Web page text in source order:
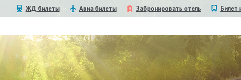
ЖД билеты Авиа билеты Забронировать отель Билет